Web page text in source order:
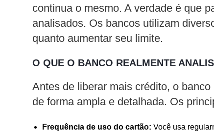
continua o mesmo. A verdade é que
analisados. Os bancos utilizam
quanto aumentar seu limite.
O QUE O BANCO REALMENTE
Antes de liberar mais crédito, o
de forma ampla e detalhada. Os
Frequência de uso do cartão: Você usa